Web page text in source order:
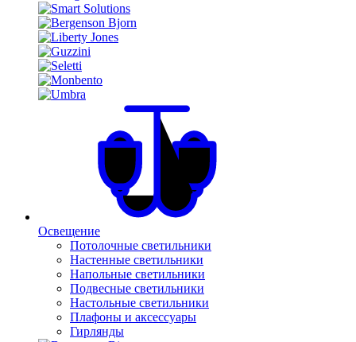
Освещение
Потолочные светильники
Настенные светильники
Напольные светильники
Подвесные светильники
Настольные светильники
Плафоны и аксессуары
Гирлянды